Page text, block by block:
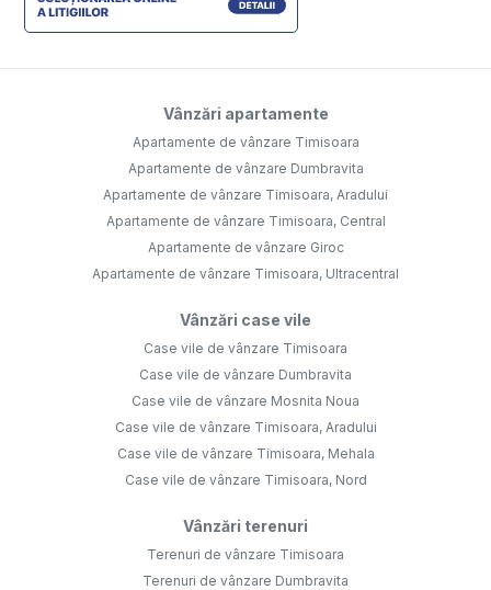
Vânzări apartamente
Apartamente de vânzare Timisoara
Apartamente de vânzare Dumbravita
Apartamente de vânzare Timisoara, Aradului
Apartamente de vânzare Timisoara, Central
Apartamente de vânzare Giroc
Apartamente de vânzare Timisoara, Ultracentral
Vânzări case vile
Case vile de vânzare Timisoara
Case vile de vânzare Dumbravita
Case vile de vânzare Mosnita Noua
Case vile de vânzare Timisoara, Aradului
Case vile de vânzare Timisoara, Mehala
Case vile de vânzare Timisoara, Nord
Vânzări terenuri
Terenuri de vânzare Timisoara
Terenuri de vânzare Dumbravita